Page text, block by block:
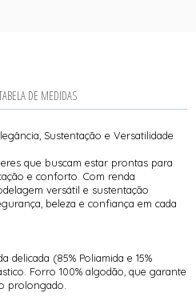
DE MEDIDAS
Sustentação e Versatilidade
que buscam estar prontas para
e conforto. Com renda
versátil e sustentação
beleza e confiança em cada
delicada (85% Poliamida e 15%
Forro 100% algodão, que garante
prolongado.